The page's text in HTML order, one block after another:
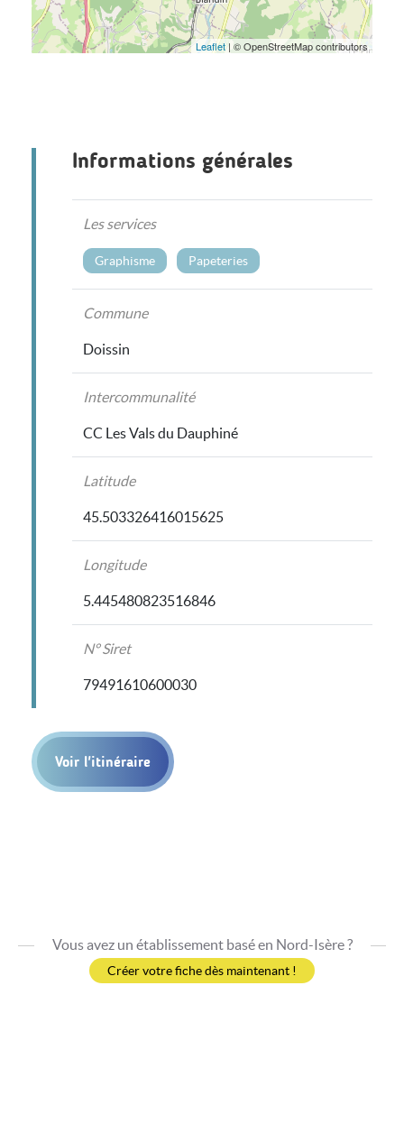
Leaflet | © OpenStreetMap contributors
Informations générales
Les services
Graphisme Papeteries
Commune
Doissin
Intercommunalité
CC Les Vals du Dauphiné
Latitude
45.503326416015625
Longitude
5.445480823516846
N° Siret
79491610600030
Voir l'itinéraire
Vous avez un établissement basé en Nord-Isère ?
Créer votre fiche dès maintenant !